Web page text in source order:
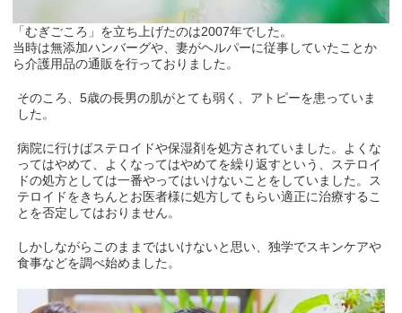
「むぎごころ」を立ち上げたのは2007年でした。
当時は無添加ハンバーグや、妻がヘルパーに従事していたことか
ら介護用品の通販を行っておりました。
そのころ、5歳の長男の肌がとても弱く、アトピーを患っていま
した。
病院に行けばステロイドや保湿剤を処方されていました。よくな
ってはやめて、よくなってはやめてを繰り返すという、ステロイ
ドの処方としては一番やってはいけないことをしていました。ス
テロイドをきちんとお医者様に処方してもらい適正に治療するこ
とを否定してはおりません。
しかしながらこのままではいけないと思い、独学でスキンケアや
食事などを調べ始めました。